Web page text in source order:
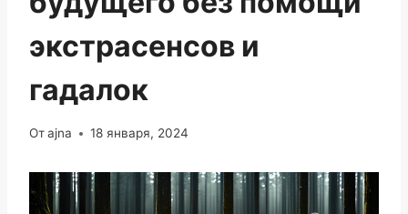
экстрасенсов и
гадалок
Отajna 18 января, 2024